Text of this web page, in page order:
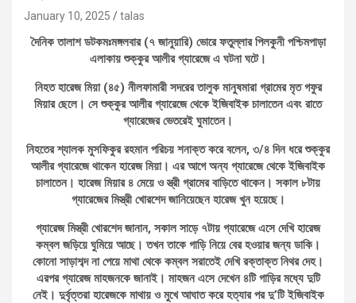
January 10, 2025 talas
দৈনিক তালাশ ডটকমঃমঙ্গলবার (৭ জানুয়ারি) ভোরে ফতুল্লার পিলকুনী পশ্চিমপাড়া
এলাকায় শুক্কুর আলীর গ্যারেজে এ ঘটনা ঘটে।
নিহত হারেজ মিয়া (৪৫) নীলফামারী সদরের তালুক মানুষমারা গ্রামের মৃত গফুর
মিয়ার ছেলে। সে শুক্কুর আলীর গ্যারেজে থেকে ইজিবাইক চালাতেন এবং রাতে
গ্যারেজের ভেতরেই ঘুমাতেন।
নিহতের শ্যালক মুসফিকুর রহমান পরিচয় শনাক্ত করে বলেন, ৩/৪ দিন ধরে শুক্কুর
আলীর গ্যারেজে থাকেন হারেজ মিয়া। এর আগে অন্য গ্যারেজে থেকে ইজিবাইক
চালাতেন। হারেজ মিয়ার ৪ মেয়ে ও স্ত্রী গ্রামের বাড়িতে থাকেন। সকাল ৮টায়
গ্যারেজের মিস্ত্রী খোরশেদ জানিয়েছেন হারেজ খুন হয়েছে।
গ্যারেজ মিস্ত্রী খোরশেদ জানান, সকাল সাড়ে ৭টায় গ্যারেজে এসে দেখি হারেজ
কম্বল জড়িয়ে ঘুমিয়ে আছে। তখন তাকে গাড়ি নিয়ে বের হওয়ার জন্য ডাকি।
কোনো সাড়াশব্দ না পেয়ে মাথা থেকে কম্বল সরাতেই দেখি রক্তাক্ত নিথর দেহ।
এরপর গ্যারেজ মাহজনকে জানাই। মাহজন এসে দেখেন ৪টি গাড়ির মধ্যে দুটি
নেই। দুর্বৃত্তরা হারেজকে মাথায় ও মুখে আঘাত করে হত্যার পর দু’টি ইজিবাইক